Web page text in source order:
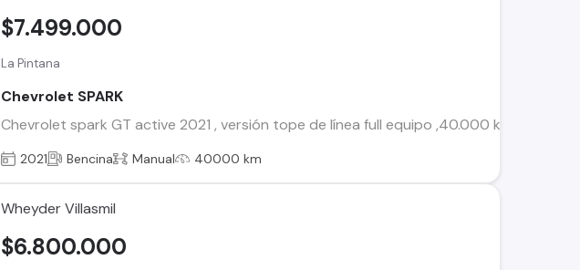
La Pintana
Chevrolet SPARK
Chevrolet spark GT active 2021 , versión tope de línea full equipo ,40.000 km ,
$7.499.000
2021 Bencina Manual 40000 km
Wheyder Villasmil
$6.800.000